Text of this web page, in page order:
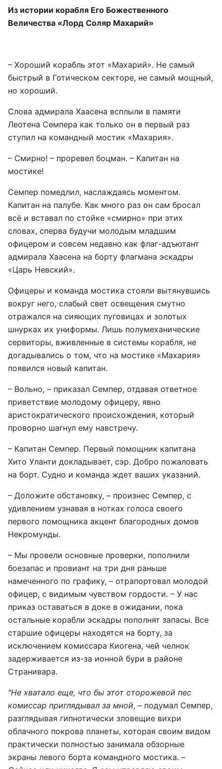
Из истории корабля Его Божественного
Величества «Лорд Соляр Махарий»
– Хороший корабль этот «Махарий». Не самый
быстрый в Готическом секторе, не самый мощный,
но хороший.
Слова адмирала Хаасена всплыли в памяти
Леотена Семпера как только он в первый раз
ступил на командный мостик «Махария».
– Смирно! – проревел боцман. – Капитан на
мостике!
Семпер помедлил, наслаждаясь моментом.
Капитан на палубе. Как много раз он сам бросал
всё и вставал по стойке «смирно» при этих
словах, сперва будучи молодым младшим
офицером и совсем недавно как флаг-адъютант
адмирала Хаасена на борту флагмана эскадры
«Царь Невский».
Офицеры и команда мостика стояли вытянувшись
вокруг него, слабый свет освещения смутно
отражался на сияющих пуговицах и золотых
шнурках их униформы. Лишь полумеханические
сервиторы, вживленные в системы корабля, не
догадывались о том, что на мостике «Махария»
появился новый капитан.
– Вольно, – приказал Семпер, отдавая ответное
приветствие молодому офицеру, явно
аристократического происхождения, который
проворно шагнул ему навстречу.
– Капитан Семпер. Первый помощник капитана
Хито Уланти докладывает, сэр. Добро пожаловать
на борт. Судно и команда ждет ваших указаний.
– Доложите обстановку, – произнес Семпер, с
удивлением узнавая в нотках голоса своего
первого помощника акцент благородных домов
Некромунды.
– Мы провели основные проверки, пополнили
боезапас и провиант на три дня раньше
намеченного по графику, – отрапортовал молодой
офицер, с видимым чувством гордости. – У нас
приказ оставаться в доке в ожидании, пока
остальные корабли эскадры пополнят запасы. Все
старшие офицеры находятся на борту, за
исключением комиссара Киогена, чей челнок
задерживается из-за ионной бури в районе
Странивара.
"Не хватало еще, что бы этот сторожевой пес
комиссар приглядывал за мной, – подумал Семпер,
разглядывая гипнотически зловещие вихри
облачного покрова планеты, которая своим видом
практически полностью занимала обзорные
экраны левого борта командного мостика. –